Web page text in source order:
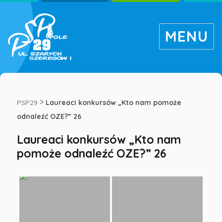
Laureaci
konkursów
nam
pomoże
MENU
PSP29 > Laureaci konkursów „Kto nam pomoże
odnaleźć OZE?” 26
Laureaci konkursów „Kto nam
pomoże odnaleźć OZE?” 26